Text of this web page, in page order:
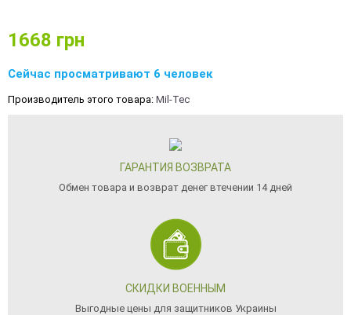
1668 грн
Сейчас просматривают 6 человек
Производитель этого товара: Mil-Tec
ГАРАНТИЯ ВОЗВРАТА
Обмен товара и возврат денег втечении 14 дней
СКИДКИ ВОЕННЫМ
Выгодные цены для защитников Украины